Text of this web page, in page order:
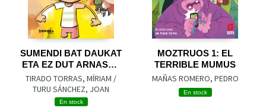
SUMENDI BAT DAUKAT
ETA EZ DUT ARNASTU
NAHI
TIRADO TORRAS, MÍRIAM /
TURU SÁNCHEZ, JOAN
En stock
MOZTRUOS 1: EL
TERRIBLE MUMUS
MAÑAS ROMERO, PEDRO
En stock